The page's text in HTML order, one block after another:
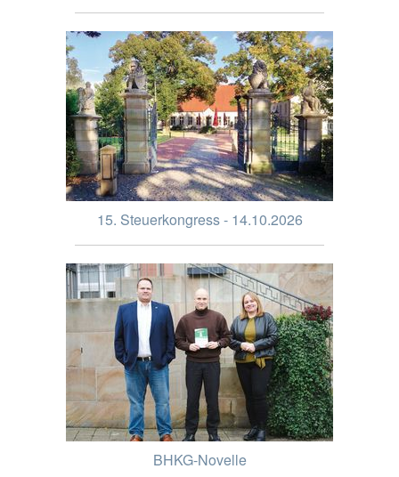
15. Steuerkongress - 14.10.2026
BHKG-Novelle